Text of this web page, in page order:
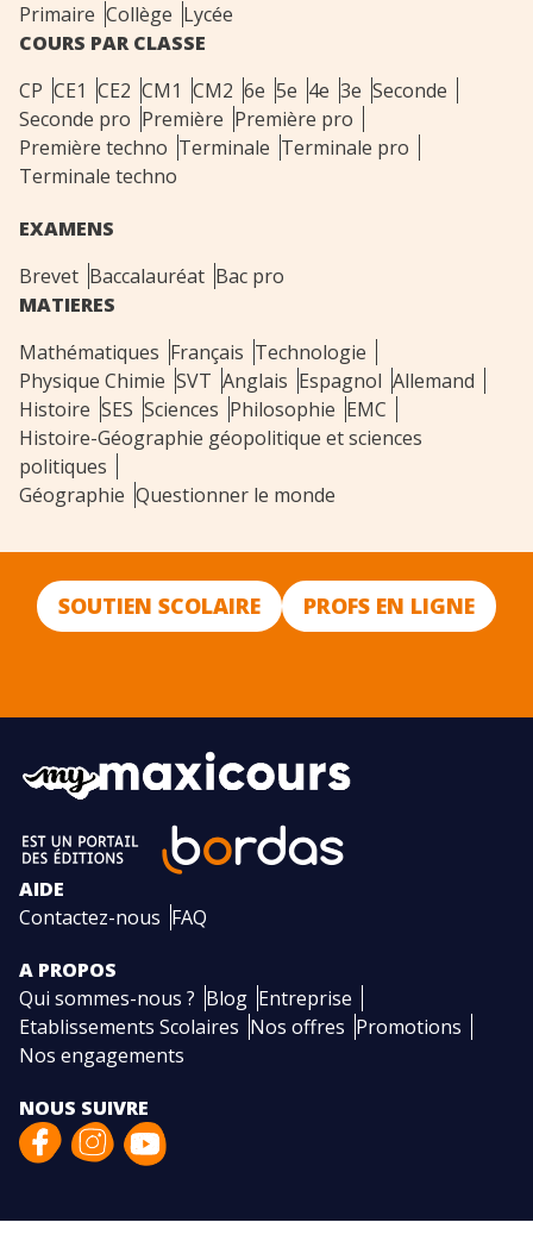
Primaire Collège Lycée
COURS PAR CLASSE
CP CE1 CE2 CM1 CM2 6e 5e 4e 3e Seconde
Seconde pro Première Première pro
Première techno Terminale Terminale pro
Terminale techno
EXAMENS
Brevet Baccalauréat Bac pro
MATIERES
Mathématiques Français Technologie
Physique Chimie SVT Anglais Espagnol Allemand
Histoire SES Sciences Philosophie EMC
Histoire-Géographie géopolitique et sciences
politiques
Géographie Questionner le monde
SOUTIEN SCOLAIRE PROFS EN LIGNE
AIDE
Contactez-nous FAQ
A PROPOS
Qui sommes-nous ? Blog Entreprise
Etablissements Scolaires Nos offres Promotions
Nos engagements
NOUS SUIVRE